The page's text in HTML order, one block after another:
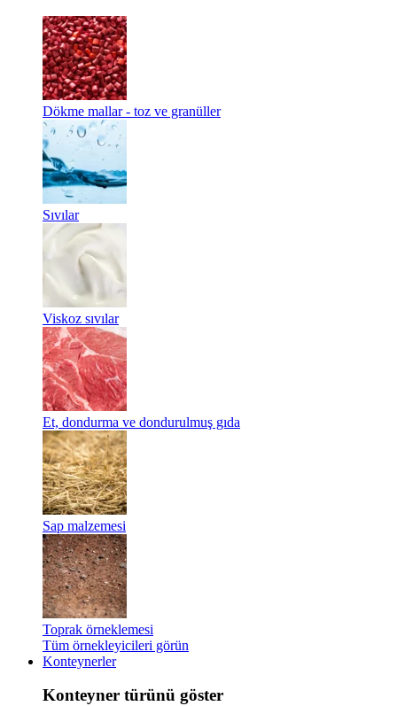
Dökme mallar - toz ve granüller
Sıvılar
Viskoz sıvılar
Et, dondurma ve dondurulmuş gıda
Sap malzemesi
Toprak örneklemesi
Tüm örnekleyicileri görün
Konteynerler
Konteyner türünü göster